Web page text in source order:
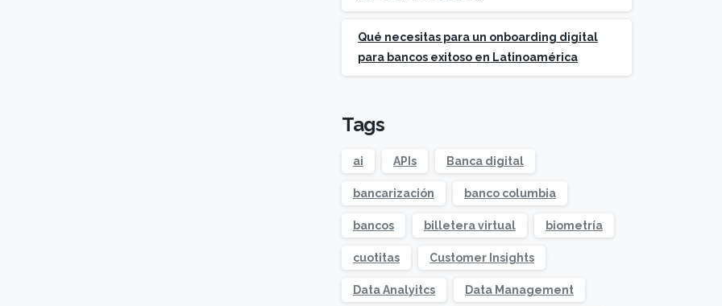
Qué necesitas para un onboarding digital
para bancos exitoso en Latinoamérica
Tags
ai APIs Banca digital
bancarización banco columbia
bancos billetera virtual biometría
cuotitas Customer Insights
Data Analyitcs Data Management